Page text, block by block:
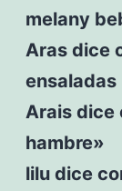
melany
Aras dice
Arais dice
hambre»
lilu dice